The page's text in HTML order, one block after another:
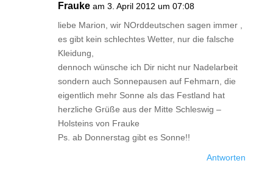
Frauke am 3. April 2012 um 07:08
liebe Marion, wir NOrddeutschen sagen immer ,
es gibt kein schlechtes Wetter, nur die falsche
Kleidung,
dennoch wünsche ich Dir nicht nur Nadelarbeit
sondern auch Sonnepausen auf Fehmarn, die
eigentlich mehr Sonne als das Festland hat
herzliche Grüße aus der Mitte Schleswig –
Holsteins von Frauke
Ps. ab Donnerstag gibt es Sonne!!
Antworten